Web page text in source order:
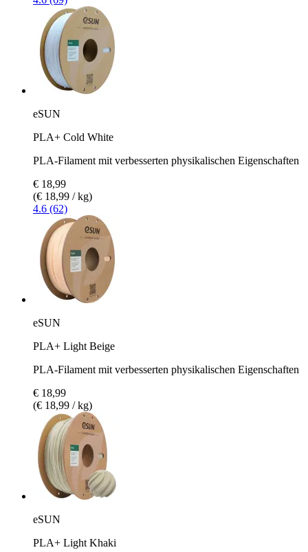
eSUN
PLA+ Cold White
PLA-Filament mit verbesserten physikalischen Eigenschaften
€ 18,99
(€ 18,99 / kg)
4.6 (62)
eSUN
PLA+ Light Beige
PLA-Filament mit verbesserten physikalischen Eigenschaften
€ 18,99
(€ 18,99 / kg)
eSUN
PLA+ Light Khaki